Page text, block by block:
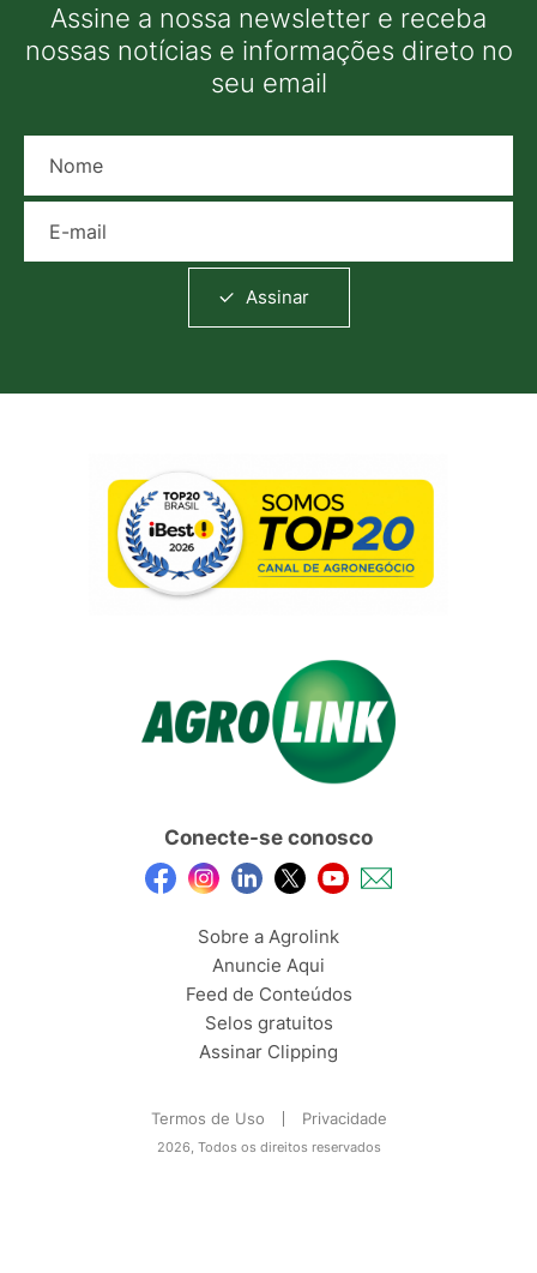
Assine a nossa newsletter e receba
nossas notícias e informações direto no
seu email
Assinar
Conecte-se conosco
Sobre a Agrolink
Anuncie Aqui
Feed de Conteúdos
Selos gratuitos
Assinar Clipping
Termos de Uso Privacidade
2026, Todos os direitos reservados